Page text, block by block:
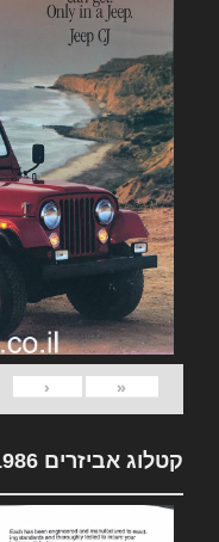
«
‹
קטלוג אביזרים Jeep 1986